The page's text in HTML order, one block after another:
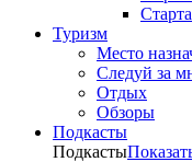
Туризм
Место
Следуй за
Отдых
Обзоры
Подкасты
Подкасты